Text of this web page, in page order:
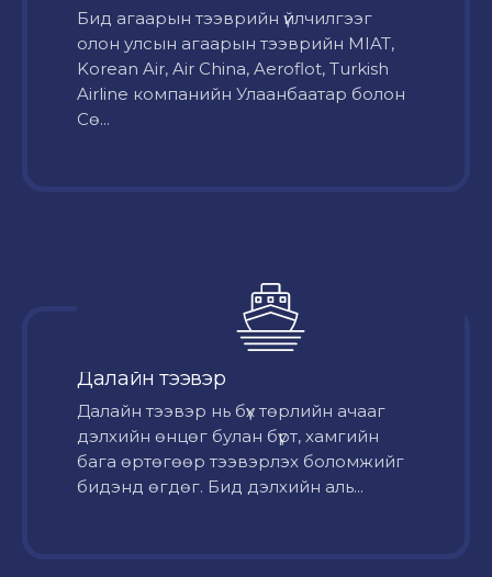
Бид агаарын тээврийн үйлчилгээг
олон улсын агаарын тээврийн MIAT,
Korean Air, Air China, Aeroflot, Turkish
Airline компанийн Улаанбаатар болон
Сө...
Далайн тээвэр
Далайн тээвэр нь бүх төрлийн ачааг
дэлхийн өнцөг булан бүрт, хамгийн
бага өртөгөөр тээвэрлэх боломжийг
бидэнд өгдөг. Бид дэлхийн аль...